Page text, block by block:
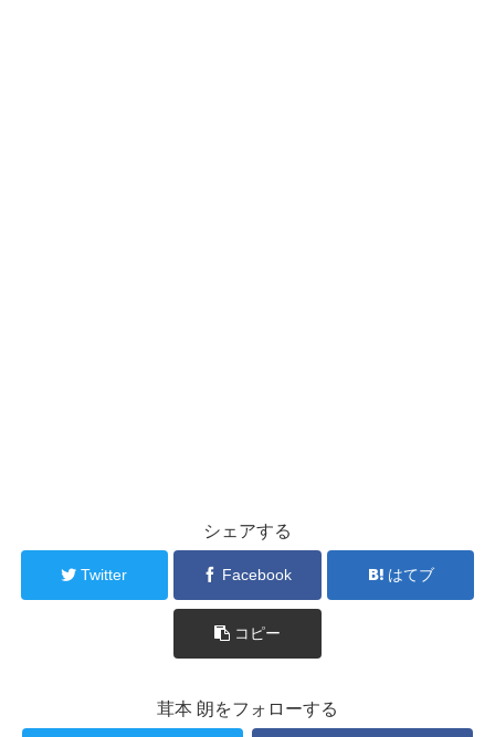
シェアする
Twitter Facebook はてブ
コピー
茸本 朗をフォローする